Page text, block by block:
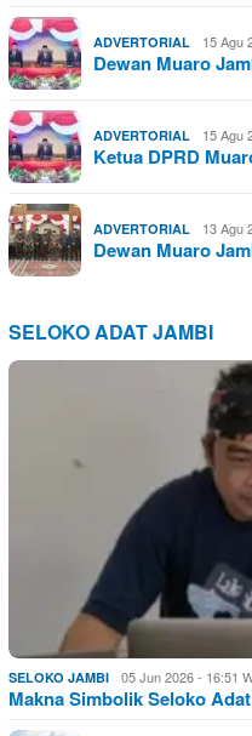
ADVERTORIAL 15 Agu
Dewan Muaro
ADVERTORIAL 15 Agu
Ketua DPRD
ADVERTORIAL 13 Agu
Dewan Muaro
SELOKO ADAT JAMBI
SELOKO JAMBI 05 Jun 2026 - 16:51
Makna Simbolik Seloko